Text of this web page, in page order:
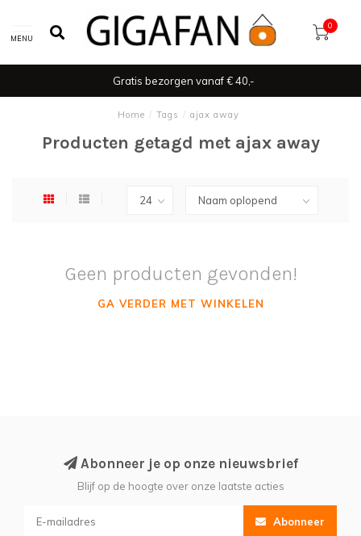
MENU
0
Gratis bezorgen vanaf € 40,-
Home / Tags / ajax away
Producten getagd met ajax away
Geen producten gevonden!
GA VERDER MET WINKELEN
Abonneer je op onze nieuwsbrief
Blijf op de hoogte over onze laatste acties
Abonneer